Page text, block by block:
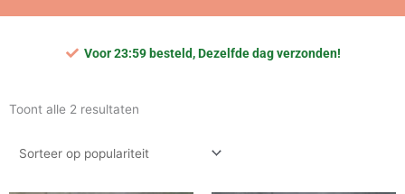
Voor 23:59 besteld, Dezelfde dag verzonden!
Toont alle 2 resultaten
populariteit